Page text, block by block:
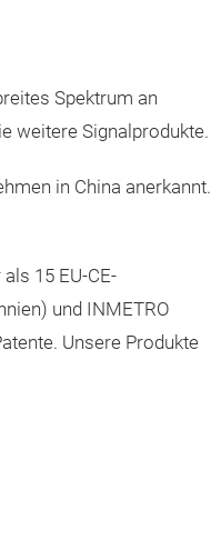
Spektrum an
weitere Signalprodukte.
in China anerkannt.
15 EU-CE-
und INMETRO
Unsere Produkte